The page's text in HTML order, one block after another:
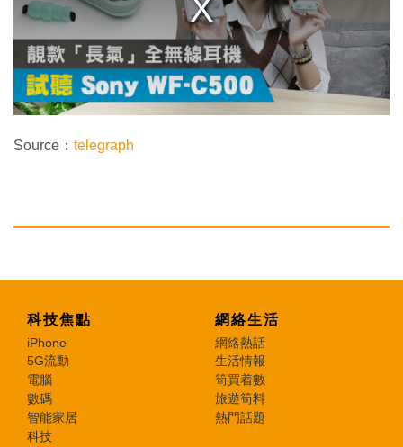
d
.
Source： telegraph
科技焦點
iPhone
5G流動
電腦
數碼
智能家居
科技
網絡生活
網絡熱話
生活情報
筍買着數
旅遊筍料
熱門話題